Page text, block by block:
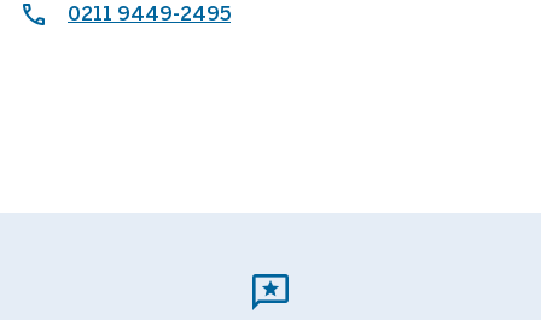
2023 Jahresdurchschnitt
Oktober
0211 9449-2495
reviews